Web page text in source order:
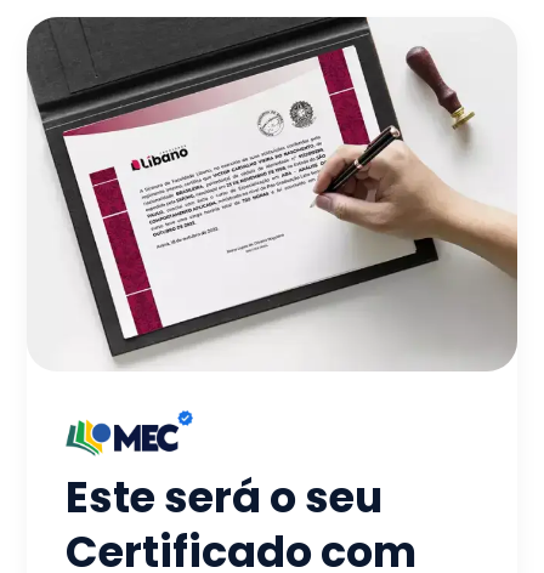
Este será o seu
Certificado com